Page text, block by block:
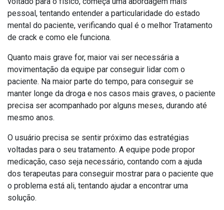
pessoal, tentando entender a particularidade do estado
mental do paciente, verificando qual é o melhor Tratamento
de crack e como ele funciona.
Quanto mais grave for, maior vai ser necessária a
movimentação da equipe par conseguir lidar com o
paciente. Na maior parte do tempo, para conseguir se
manter longe da droga e nos casos mais graves, o paciente
precisa ser acompanhado por alguns meses, durando até
mesmo anos.
O usuário precisa se sentir próximo das estratégias
voltadas para o seu tratamento. A equipe pode propor
medicação, caso seja necessário, contando com a ajuda
dos terapeutas para conseguir mostrar para o paciente que
o problema está ali, tentando ajudar a encontrar uma
solução.